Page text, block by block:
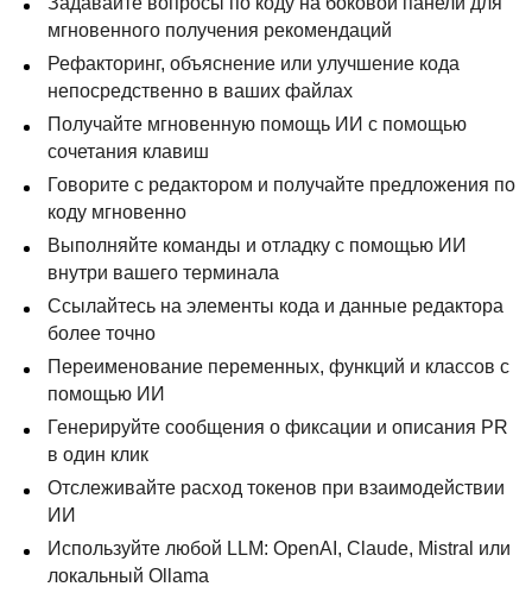
мгновенного получения рекомендаций
Рефакторинг, объяснение или улучшение кода
непосредственно в ваших файлах
Получайте мгновенную помощь ИИ с помощью
сочетания клавиш
Говорите с редактором и получайте предложения по
коду мгновенно
Выполняйте команды и отладку с помощью ИИ
внутри вашего терминала
Ссылайтесь на элементы кода и данные редактора
более точно
Переименование переменных, функций и классов с
помощью ИИ
Генерируйте сообщения о фиксации и описания PR
в один клик
Отслеживайте расход токенов при взаимодействии
ИИ
Используйте любой LLM: OpenAI, Claude, Mistral или
локальный Ollama